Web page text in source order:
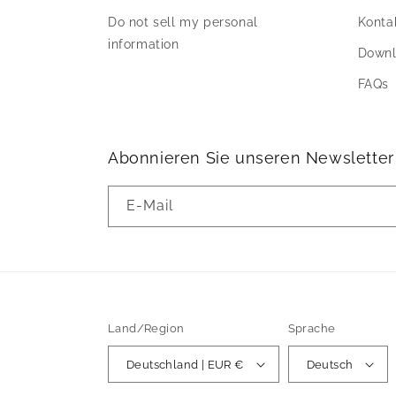
Do not sell my personal
information
FAQs
Abonnieren Sie unseren Newsletter
E-Mail
Land/Region
Deutschland | EUR €
Sprache
Deutsch